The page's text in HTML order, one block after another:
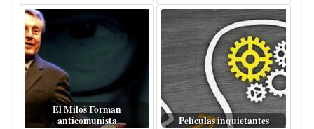
El Miloš Forman
anticomunista
Películas inquietantes